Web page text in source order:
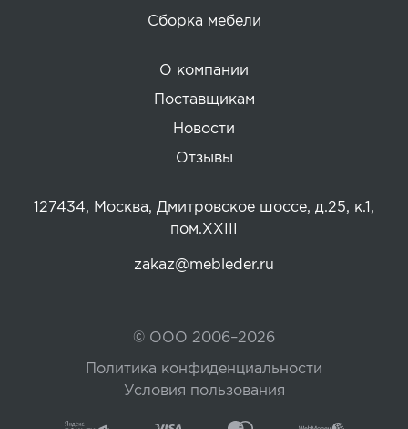
Сборка мебели
О компании
Поставщикам
Новости
Отзывы
127434, Москва, Дмитровское шоссе, д.25, к.1,
пом.XXIII
zakaz@mebleder.ru
© ООО 2006–2026
Политика конфиденциальности
Условия пользования